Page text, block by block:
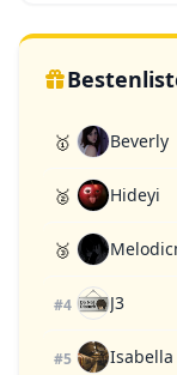
🥇 Beverly
🥈 Hideyi
🥉
#4 J3
#5 Isabella